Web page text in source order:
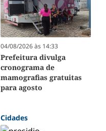
04/08/2026 às 14:33
Prefeitura divulga
cronograma de
mamografias gratuitas
para agosto
Cidades